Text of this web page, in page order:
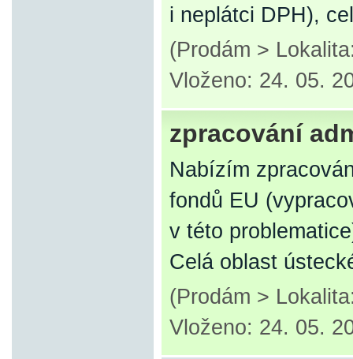
i neplátci DPH),
(Prodám >
Vloženo: 24. 05.
zpracování
Nabízím
fondů EU
v této
Celá oblast
(Prodám >
Vloženo: 24. 05.